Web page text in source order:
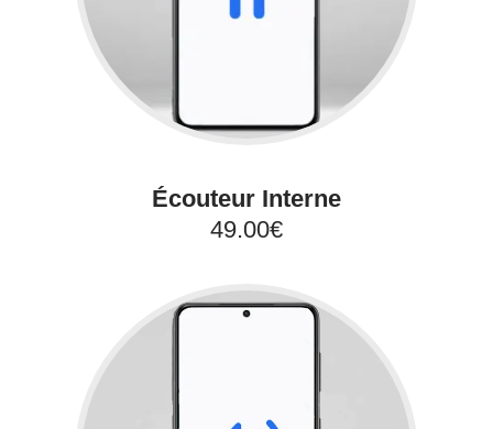
Écouteur Interne
49.00€